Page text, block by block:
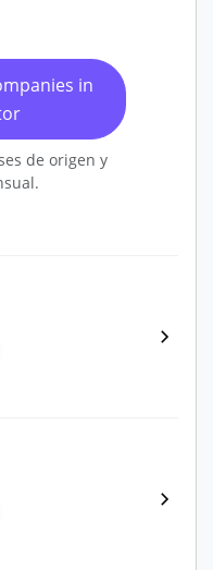
in
de origen y